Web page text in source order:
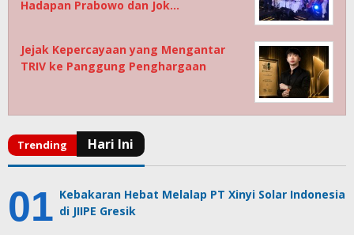
Hadapan Prabowo dan Jok…
Jejak Kepercayaan yang Mengantar
TRIV ke Panggung Penghargaan
Kebakaran Hebat Melalap PT Xinyi Solar Indonesia
di JIIPE Gresik